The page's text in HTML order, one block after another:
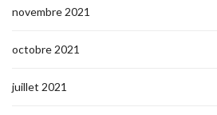
novembre 2021
octobre 2021
juillet 2021